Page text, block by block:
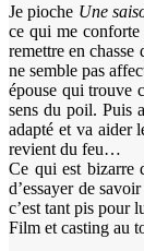
Je pioche Une
ce qui me
remettre en
ne semble pas
épouse qui trouve
sens du poil. Puis
adapté et va aider
revient du feu…
Ce qui est bizarre
d’essayer de
c’est tant pis pour
Film et casting au